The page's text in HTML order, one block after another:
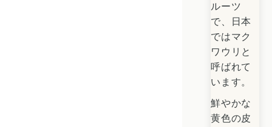
ルーツ
で、日本
ではマク
ワウリと
呼ばれて
います。
鮮やかな
黄色の皮